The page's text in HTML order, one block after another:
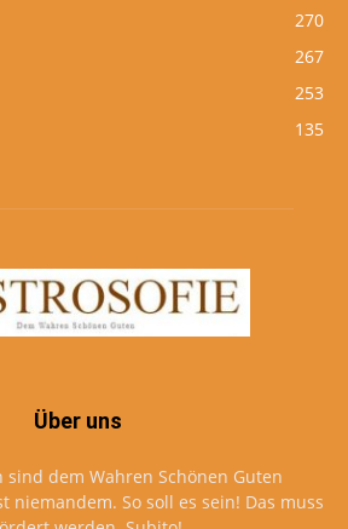
270
267
253
135
Über uns
sind dem Wahren Schönen Guten
niemandem. So soll es sein! Das muss